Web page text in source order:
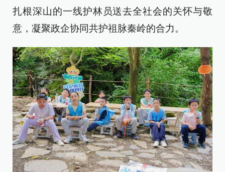
扎根深山的一线护林员送去全社会的关怀与敬
意，凝聚政企协同共护祖脉秦岭的合力。